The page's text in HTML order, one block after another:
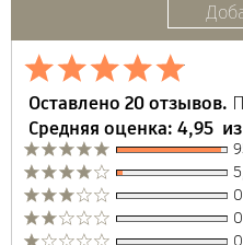
другой браузер,
подготовим к выдаче
платная (10% от
оформить
соответствующий
Поставьте нам оценку
Загрузите аватар при
Оставлено 20 отзывов.
Средняя оценка: 4,95